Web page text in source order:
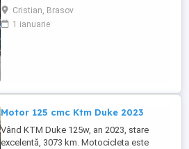
Faco (montat 2026), geanta portbagaj
Classic; prelungitor scarite pasager;
suspensie fata Bitubo si frane fata spate
Cristian, Brasov
1 ianuarie
Motor 125 cmc Ktm Duke 2023
Vând KTM Duke 125w, an 2023, stare
excelentă, 3073 km. Motocicleta este